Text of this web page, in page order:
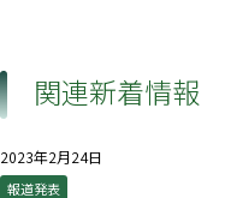
関連新着情報
2023年2月24日
報道発表